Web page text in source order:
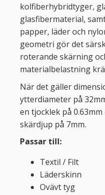
kolfiberhybridtyger,
glasfibermaterial,
papper, läder och
geometri gör det
roterande skärning
materialbelastning
När det gäller
ytterdiameter på
en tjocklek på
skärdjup på 7mm.
Passar till:
Textil / Filt
Läderskinn
Ovävt tyg